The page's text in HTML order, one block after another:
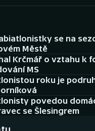
se na
Městě
Krčmář o vztahu k
MS
roku je
povedou
se Šlesingrem